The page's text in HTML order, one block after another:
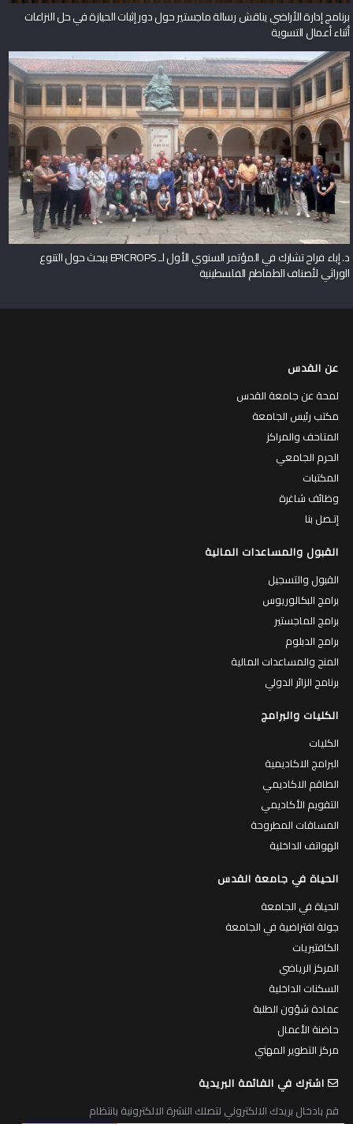
برنامج إدارة الأراضي يناقش رسالة ماجستير حول دور إثبات الحيازة في حل النزاعات
أثناء أعمال التسوية
د. إباء فراح تشارك في المؤتمر السنوي الأول لـ EPICROPS ببحث حول التنوع
الوراثي لأصناف الطماطم الفلسطينية
عن القدس
لمحة عن جامعة القدس
مكتب رئيس الجامعة
المتاحف والمراكز
الحرم الجامعي
المكتبات
وظائف شاغرة
إتـصل بنا
القبول والمساعدات المالية
القبول والتسجيل
برامج البكالوريوس
برامج الماجستير
برامج الدبلوم
المنح والمساعدات المالية
برنامج الزائر الدولي
الكليات والبرامج
الكليات
البرامج الاكاديمية
الطاقم الاكاديمي
التقويم الأكاديمي
المساقات المطروحة
الهواتف الداخلية
الحياة في جامعة القدس
الحياة في الجامعة
جولة افتراضية في الجامعة
الكافتيريات
المركز الرياضي
السكنات الداخلية
عمادة شؤون الطلبة
حاضنة الأعمال
مركز التطوير المهني
اشترك في القائمة البريدية
قم بادخال بريدك الالكتروني لتصلك النشرة الالكترونية بانتظام